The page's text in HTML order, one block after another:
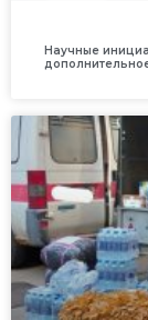
Научные